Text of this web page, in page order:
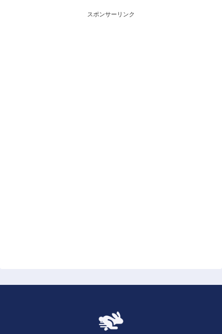
喚起・申込停止)など、空売り関
連情報を集計し、図解でわかり
喚起・申込停止)など、空売り関
連情報を集計し、図解でわかり
スポンサーリンク